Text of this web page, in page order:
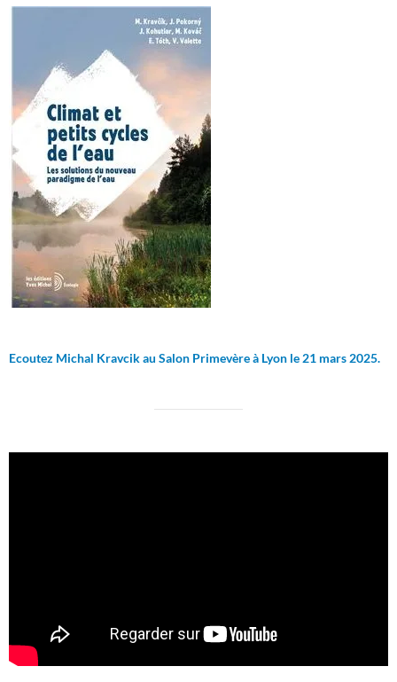
Ecoutez Michal Kravcik au Salon Primevère à Lyon le 21 mars 2025.